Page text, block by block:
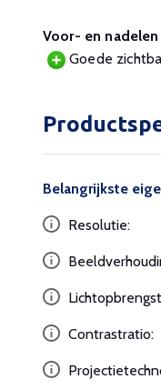
Voor- en nadelen
Goede
Belangrijkste
Resolutie:
Contrastratio: